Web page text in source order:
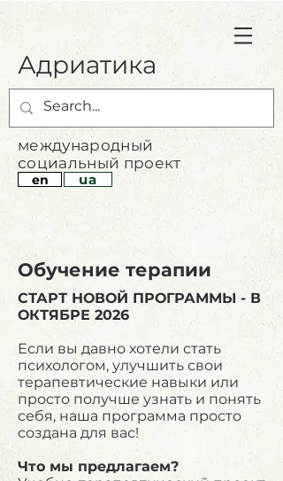
Адриатика
международный
социальный проект
en ua
Обучение терапии
СТАРТ НОВОЙ ПРОГРАММЫ - В
ОКТЯБРЕ 2026
Если вы давно хотели стать
психологом, улучшить свои
терапевтические навыки или
просто получше узнать и понять
себя, наша программа просто
создана для вас!
Что мы предлагаем?